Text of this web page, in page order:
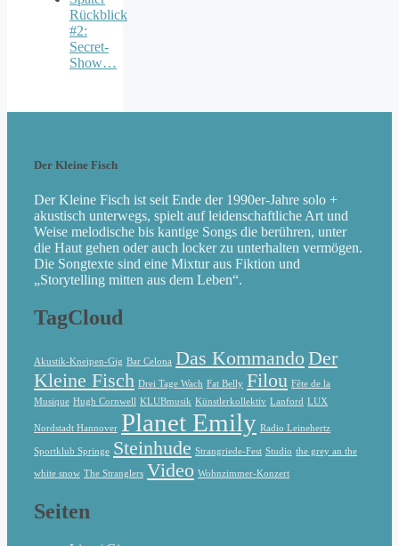
Rückblick
#2:
Secret-
Show…
Der Kleine Fisch
Der Kleine Fisch ist seit Ende der 1990er-Jahre solo +
akustisch unterwegs, spielt auf leidenschaftliche Art und
Weise melodische bis kantige Songs die berühren, unter
die Haut gehen oder auch locker zu unterhalten vermögen.
Die Songtexte sind eine Mixtur aus Fiktion und
„Storytelling mitten aus dem Leben“.
TagCloud
Akustik-Kneipen-Gig Bar Celona Das Kommando Der
Kleine Fisch Drei Tage Wach Fat Belly Filou Fête de la
Musique Hugh Cornwell KLUBmusik Künstlerkollektiv Lanford LUX
Nordstadt Hannover Planet Emily Radio Leinehertz
Sportklub Springe Steinhude Strangriede-Fest Studio the grey an the
white snow The Stranglers Video Wohnzimmer-Konzert
Seiten